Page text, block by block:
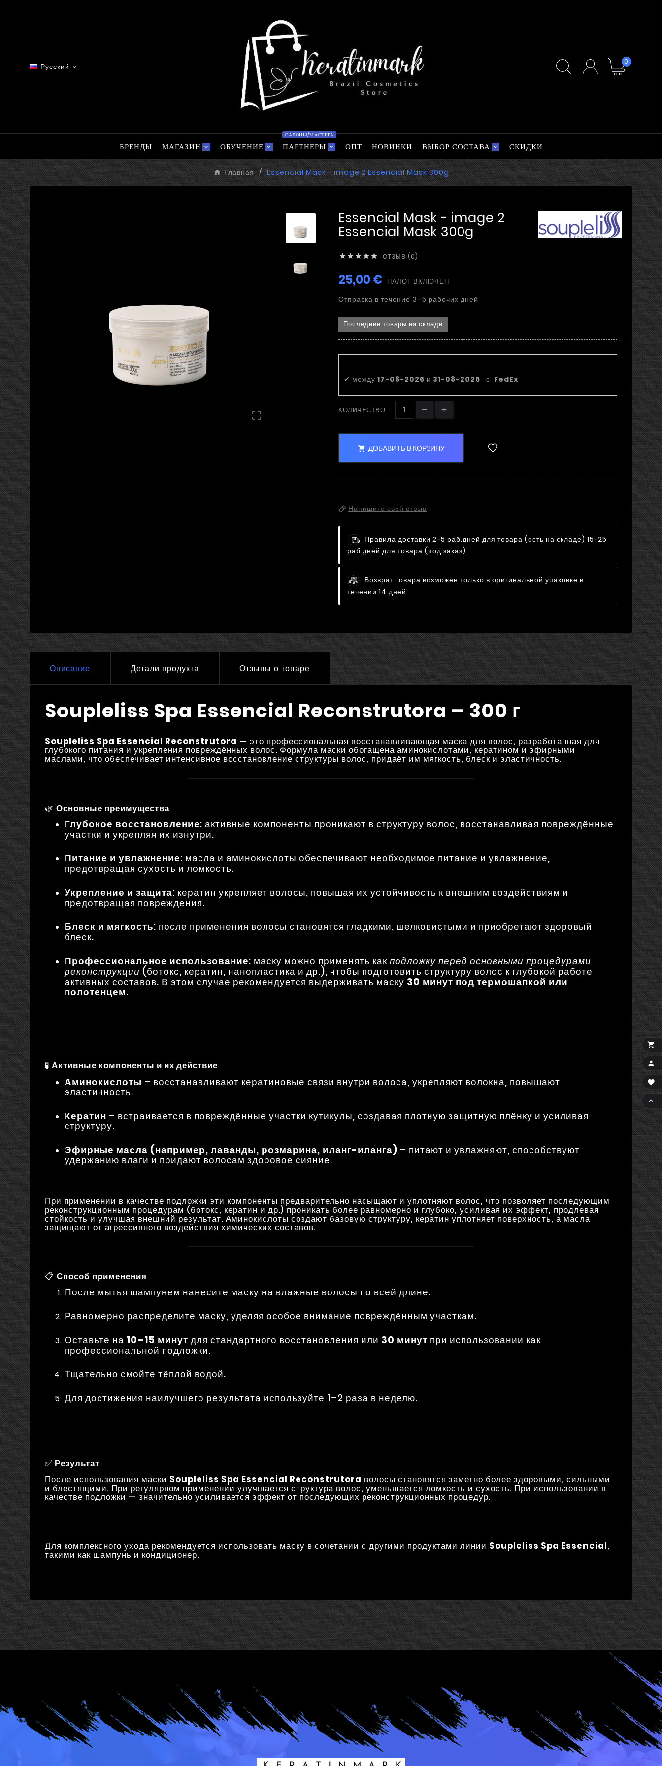
Русский 
0
БРЕНДЫ МАГАЗИН ОБУЧЕНИЕ ПАРТНЕРЫ
САЛОНЫ/МАСТЕРА
ОПТ НОВИНКИ ВЫБОР СОСТАВА СКИДКИ
Главная Essencial Mask - image 2 Essencial Mask 300g

Essencial Mask - image 2
Essencial Mask 300g
     ОТЗЫВ (0)
25,00 € НАЛОГ ВКЛЮЧЕН
Отправка в течение 3–5 рабочих дней
Последние товары на складе
✔ между 17-08-2026 и 31-08-2026 с FedEx
КОЛИЧЕСТВО
 ДОБАВИТЬ В КОРЗИНУ
Напишите свой отзыв
Правила доставки 2-5 раб.дней для товара (есть на складе) 15-25
раб.дней для товара (под заказ)
Возврат товара возможен только в оригинальной упаковке в
течении 14 дней
Описание Детали продукта Отзывы о товаре
Soupleliss Spa Essencial Reconstrutora – 300 г
Soupleliss Spa Essencial Reconstrutora — это профессиональная восстанавливающая маска для волос, разработанная для
глубокого питания и укрепления повреждённых волос. Формула маски обогащена аминокислотами, кератином и эфирными
маслами, что обеспечивает интенсивное восстановление структуры волос, придаёт им мягкость, блеск и эластичность.
🌿 Основные преимущества
Глубокое восстановление: активные компоненты проникают в структуру волос, восстанавливая повреждённые
участки и укрепляя их изнутри.
Питание и увлажнение: масла и аминокислоты обеспечивают необходимое питание и увлажнение,
предотвращая сухость и ломкость.
Укрепление и защита: кератин укрепляет волосы, повышая их устойчивость к внешним воздействиям и
предотвращая повреждения.
Блеск и мягкость: после применения волосы становятся гладкими, шелковистыми и приобретают здоровый
блеск.
Профессиональное использование: маску можно применять какподложку перед основными процедурами
реконструкции (ботокс, кератин, нанопластика и др.), чтобы подготовить структуру волос к глубокой работе
активных составов. В этом случае рекомендуется выдерживать маску 30 минут под термошапкой или
полотенцем.
🧪 Активные компоненты и их действие
Аминокислоты – восстанавливают кератиновые связи внутри волоса, укрепляют волокна, повышают
эластичность.
Кератин – встраивается в повреждённые участки кутикулы, создавая плотную защитную плёнку и усиливая
структуру.
Эфирные масла (например, лаванды, розмарина, иланг-иланга) – питают и увлажняют, способствуют
удержанию влаги и придают волосам здоровое сияние.
При применении в качестве подложки эти компоненты предварительно насыщают и уплотняют волос, что позволяет последующим
реконструкционным процедурам (ботокс, кератин и др.) проникать более равномерно и глубоко, усиливая их эффект, продлевая
стойкость и улучшая внешний результат. Аминокислоты создают базовую структуру, кератин уплотняет поверхность, а масла
защищают от агрессивного воздействия химических составов.
📋 Способ применения
После мытья шампунем нанесите маску на влажные волосы по всей длине.
Равномерно распределите маску, уделяя особое внимание повреждённым участкам.
Оставьте на 10–15 минут для стандартного восстановления или 30 минут при использовании как
профессиональной подложки.
Тщательно смойте тёплой водой.
Для достижения наилучшего результата используйте 1–2 раза в неделю.
✅ Результат
После использования маски Soupleliss Spa Essencial Reconstrutora волосы становятся заметно более здоровыми, сильными
и блестящими. При регулярном применении улучшается структура волос, уменьшается ломкость и сухость. При использовании в
качестве подложки — значительно усиливается эффект от последующих реконструкционных процедур.
Для комплексного ухода рекомендуется использовать маску в сочетании с другими продуктами линии Soupleliss Spa Essencial,
такими как шампунь и кондиционер.



